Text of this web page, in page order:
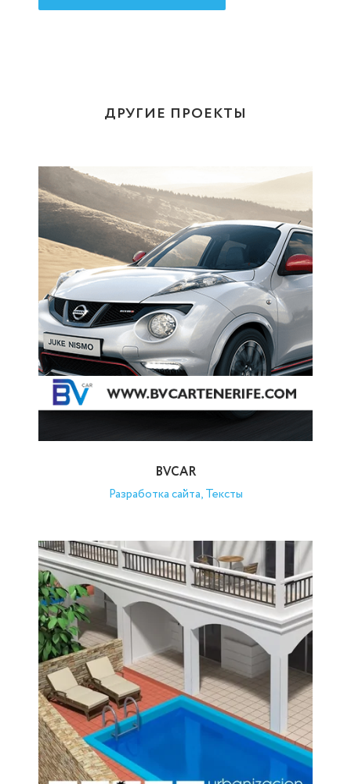
ДРУГИЕ ПРОЕКТЫ
BVCAR
Разработка сайта, Тексты